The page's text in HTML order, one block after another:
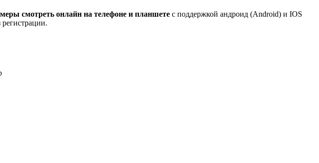
смотреть онлайн на телефоне и планшете с поддержкой андроид (Android) и IOS